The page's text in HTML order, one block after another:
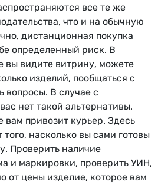
все те же
что и на обычную
дистанционная покупка
определенный риск. В
вы видите витрину, можете
изделий, пообщаться с
вопросы. В случае с
нет такой альтернативы.
вам привозит курьер. Здесь
того, насколько вы сами готовы
Проверить наличие
и маркировки, проверить УИН,
от цены изделие, которое вам